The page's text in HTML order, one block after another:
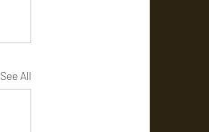
See All